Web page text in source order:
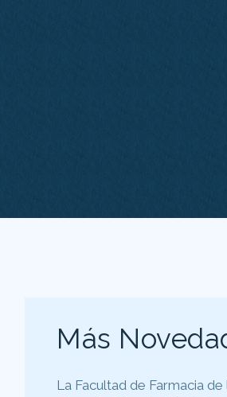
Más
La Facultad de Farmacia de